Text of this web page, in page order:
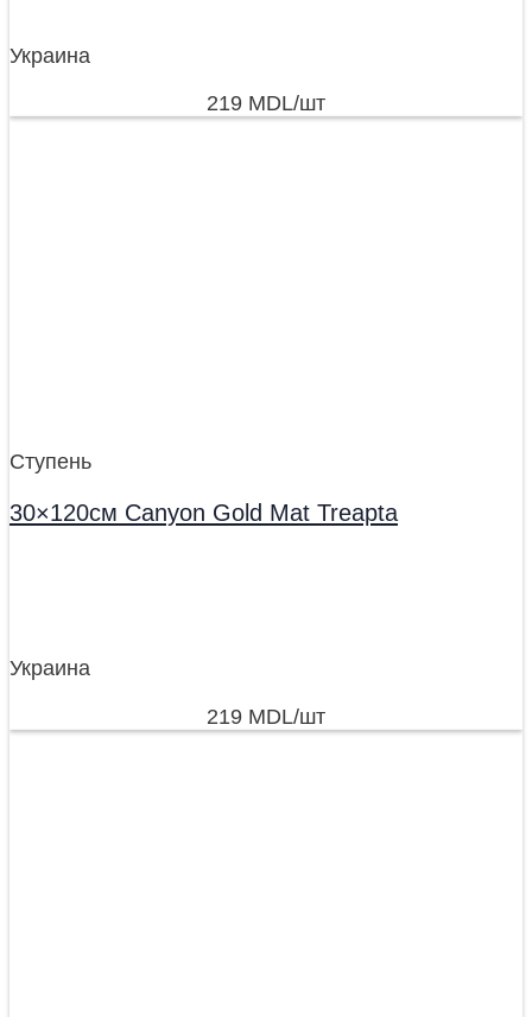
Украина
219 MDL/шт
Ступень
30×120см Canyon Gold Mat Treapta
Украина
219 MDL/шт